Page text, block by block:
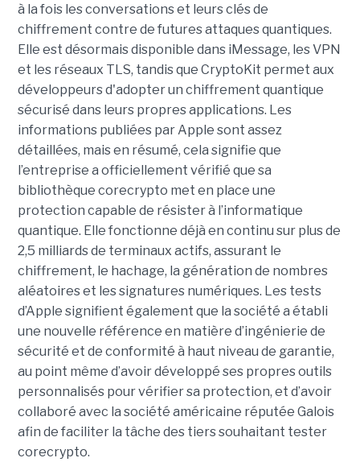
à la fois les conversations et leurs clés de
chiffrement contre de futures attaques quantiques.
Elle est désormais disponible dans iMessage, les VPN
et les réseaux TLS, tandis que CryptoKit permet aux
développeurs d'adopter un chiffrement quantique
sécurisé dans leurs propres applications. Les
informations publiées par Apple sont assez
détaillées, mais en résumé, cela signifie que
l’entreprise a officiellement vérifié que sa
bibliothèque corecrypto met en place une
protection capable de résister à l’informatique
quantique. Elle fonctionne déjà en continu sur plus de
2,5 milliards de terminaux actifs, assurant le
chiffrement, le hachage, la génération de nombres
aléatoires et les signatures numériques. Les tests
d’Apple signifient également que la société a établi
une nouvelle référence en matière d’ingénierie de
sécurité et de conformité à haut niveau de garantie,
au point même d’avoir développé ses propres outils
personnalisés pour vérifier sa protection, et d’avoir
collaboré avec la société américaine réputée Galois
afin de faciliter la tâche des tiers souhaitant tester
corecrypto.